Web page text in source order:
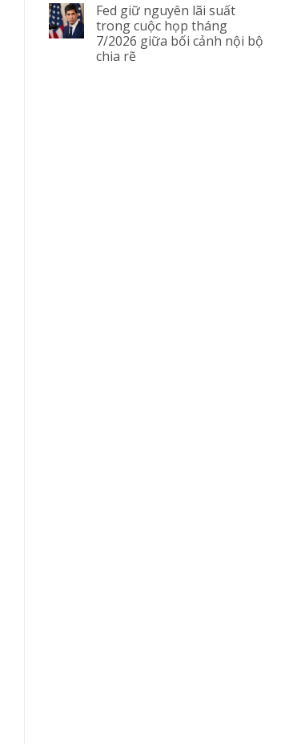
Fed giữ nguyên lãi suất
trong cuộc họp tháng
7/2026 giữa bối cảnh nội bộ
chia rẽ